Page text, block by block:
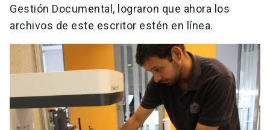
Gestión Documental, lograron que ahora los
archivos de este escritor estén en línea.